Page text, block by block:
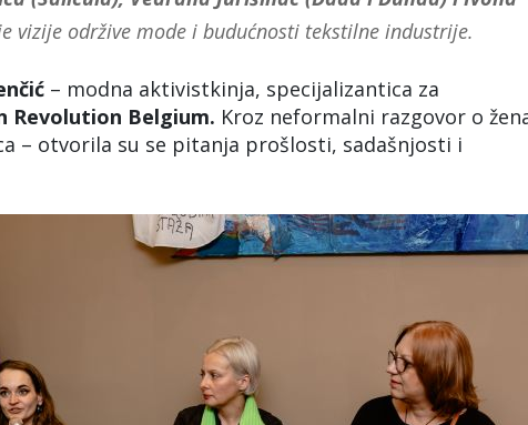
vizije održive mode i budućnosti tekstilne industrije.
– modna aktivistkinja, specijalizantica za
Revolution Belgium. Kroz neformalni razgovor o
– otvorila su se pitanja prošlosti, sadašnjosti i